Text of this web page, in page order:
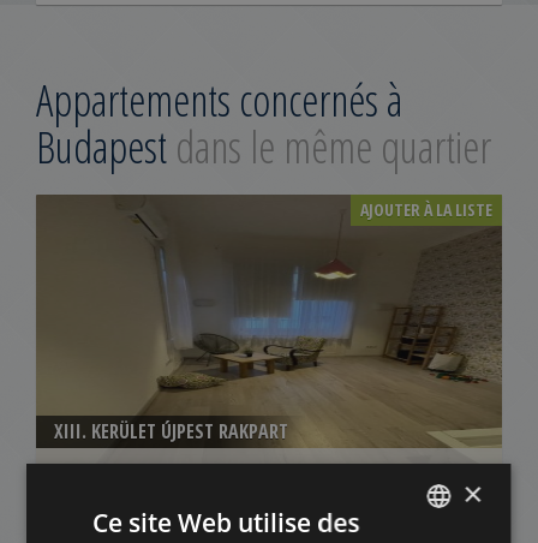
Appartements concernés à
Budapestdans le même quartier
AJOUTER À LA LISTE
XIII. KERÜLET ÚJPEST RAKPART
300.000 HUF
×
Ce site Web utilise des